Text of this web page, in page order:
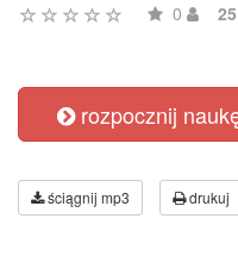
0
rozpocznij
ściągnij mp3 drukuj